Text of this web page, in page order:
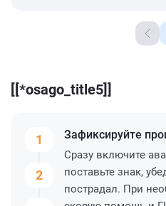
[[*osago_title5]]
1
2
Зафиксируйте
Сразу включите
поставьте знак,
пострадал. При